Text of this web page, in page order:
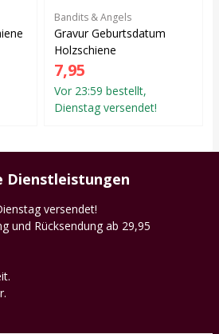
Bandits & Angels
Gravur Geburtsdatum
Holzschiene
7,95
Vor 23:59 bestellt,
Dienstag versendet!
Dienstleistungen
versendet!
und Rücksendung ab 29,95